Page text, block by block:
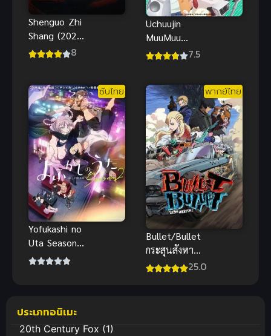
Shenguo Zhi
Shang (2024)
เหนือแดน8
Uchuujin
MuuMuu
เหมียวต่างดาว
7.5
ซับไทย
Yofukashi no
Uta Season 2
เพลงรักมนุษย์
พากย์ไทย
Bullet/Bullet
กระสุนสังหาร
โลก ซับไทย25.0
ประเภทอนิเมะ
20th Century Fox(1)